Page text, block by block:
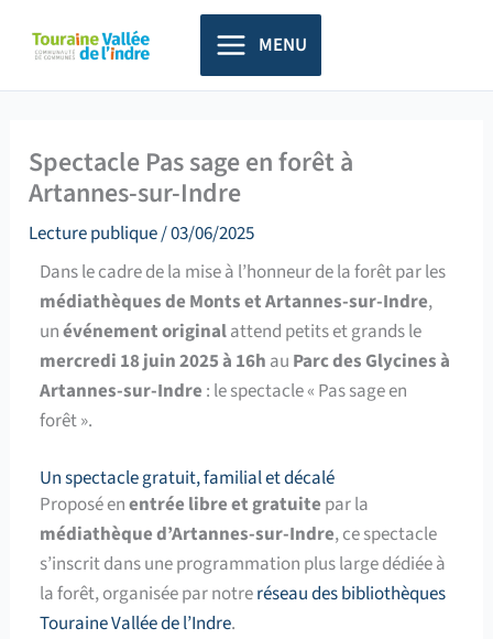
principal
MENU
Spectacle Pas sage en forêt à
Artannes-sur-Indre
Lecture publique/03/06/2025
Dans le cadre de la mise à l’honneur de la forêt par les
médiathèques de Monts et Artannes-sur-Indre,
unévénement originalattend petits et grands le
mercredi 18 juin 2025à 16h au Parc des Glycines à
Artannes-sur-Indre : le spectacle « Pas sage en
forêt ».
Un spectacle gratuit, familial et décalé
Proposé enentrée libre et gratuite par la
médiathèque d’Artannes-sur-Indre, ce spectacle
s’inscrit dans une programmation plus large dédiée à
la forêt, organisée par notreréseau des bibliothèques
Touraine Vallée de l’Indre.